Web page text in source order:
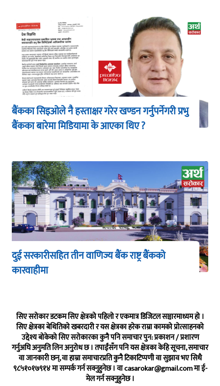
बैंकका सिइओले नै हस्ताक्षर गरेर खण्डन गर्नुपर्नेगरी प्रभु
बैंकका बारेमा मिडियामा के आएका थिए ?
दुई सरकारीसहित तीन वाणिज्य बैंक राष्ट्र बैंकको
कारवाहीमा
सिए सरोकार डटकम सिए क्षेत्रको पहिलो र एकमात्र डिजिटल सञ्चारमाध्यम हो ।
सिए क्षेत्रका बेथितिको खबरदारी र यस क्षेत्रका हरेक राम्रा कामको प्रोत्साहनको
उद्देश्य बोकेको सिए सरोकारका कुनै पनि समाचार पुन: प्रकाशन / प्रशारण
गर्नुअघि अनुमति लिन अनुरोध छ । तपाईंसँग पनि यस क्षेत्रका केहि सूचना, समाचार
वा जानकारी छन्, वा हाम्रा समाचारप्रति कुनै टिकाटिप्पणी वा सुझाव भए सिधै
९८५१०१७९१४ मा सम्पर्क गर्न सक्नुहुनेछ । वाcasarokar@gmail.comमा ई-
मेल गर्न सक्नुहुनेछ ।